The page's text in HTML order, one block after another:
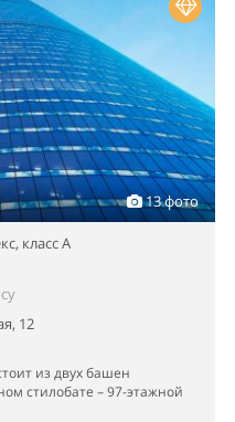
13 фото
класс A
12
из двух башен
стилобате – 97-этажной